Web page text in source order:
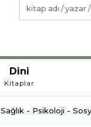
Dini
Kitaplar
Sağlık - Psikoloji -